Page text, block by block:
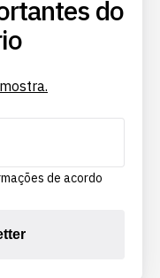
do
de acordo